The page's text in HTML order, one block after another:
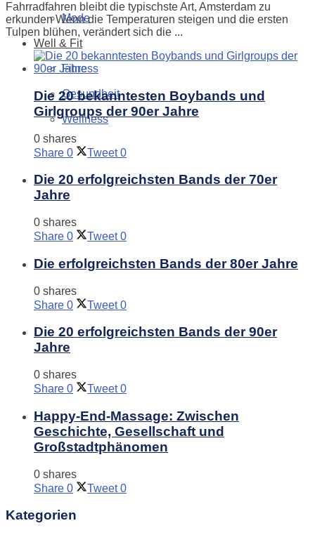
Mode
Well & Fit
Fitness
Gesundheit
Wellness
Fahrradfahren bleibt die typischste Art, Amsterdam zu
erkunden Wenn die Temperaturen steigen und die ersten
Tulpen blühen, verändert sich die ...
Die 20 bekanntesten Boybands und
Girlgroups der 90er Jahre
0 shares
Share 0 Tweet 0
Die 20 erfolgreichsten Bands der 70er
Jahre
0 shares
Share 0 Tweet 0
Die erfolgreichsten Bands der 80er Jahre
0 shares
Share 0 Tweet 0
Die 20 erfolgreichsten Bands der 90er
Jahre
0 shares
Share 0 Tweet 0
Happy-End-Massage: Zwischen
Geschichte, Gesellschaft und
Großstadtphänomen
0 shares
Share 0 Tweet 0
Kategorien